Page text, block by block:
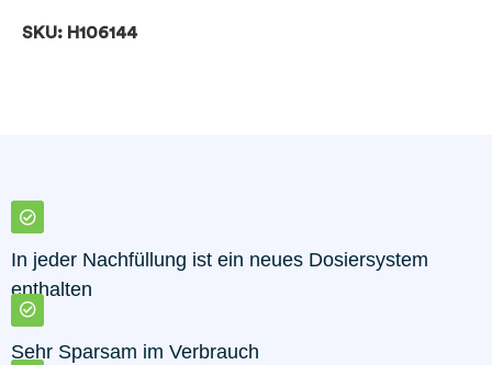
SKU: H106144
In jeder Nachfüllung ist ein neues Dosiersystem
enthalten
Sehr Sparsam im Verbrauch